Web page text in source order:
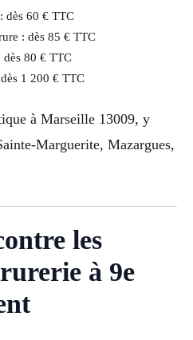
dès 60 € TTC
: dès 85 € TTC
dès 80 € TTC
1 200 € TTC
à Marseille 13009, y
Marguerite, Mazargues,
les
à 9e